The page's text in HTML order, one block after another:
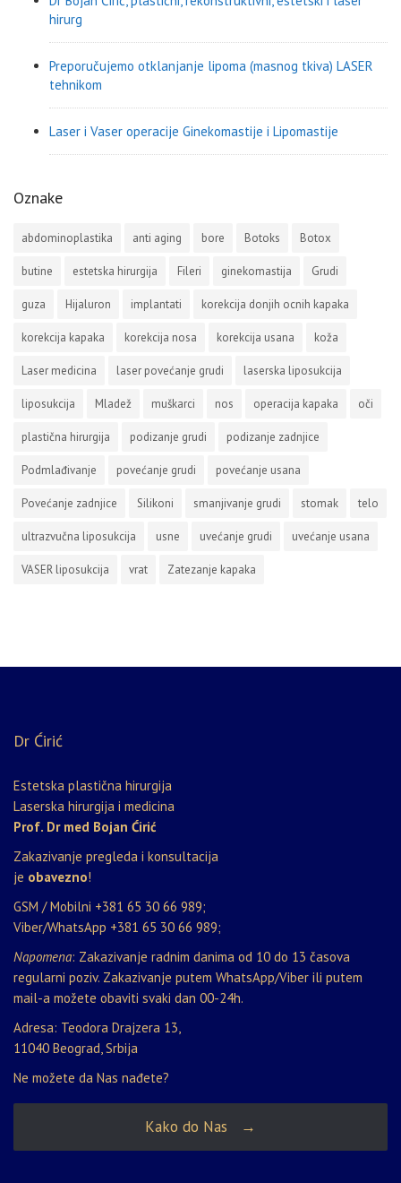
hirurg
Preporučujemo otklanjanje lipoma (masnog tkiva) LASER
tehnikom
Laser i Vaser operacije Ginekomastije i Lipomastije
Oznake
abdominoplastika anti aging bore Botoks Botox
butine estetska hirurgija Fileri ginekomastija Grudi
guza Hijaluron implantati korekcija donjih ocnih kapaka
korekcija kapaka korekcija nosa korekcija usana koža
Laser medicina laser povećanje grudi laserska liposukcija
liposukcija Mladež muškarci nos operacija kapaka oči
plastična hirurgija podizanje grudi podizanje zadnjice
Podmlađivanje povećanje grudi povećanje usana
Povećanje zadnjice Silikoni smanjivanje grudi stomak telo
ultrazvučna liposukcija usne uvećanje grudi uvećanje usana
VASER liposukcija vrat Zatezanje kapaka
Dr Ćirić
Estetska plastična hirurgija
Laserska hirurgija i medicina
Prof. Dr med Bojan Ćirić
Zakazivanje pregleda i konsultacija
je obavezno!
GSM / Mobilni +381 65 30 66 989;
Viber/WhatsApp +381 65 30 66 989;
Napomena: Zakazivanje radnim danima od 10 do 13 časova
regularni poziv. Zakazivanje putem WhatsApp/Viber ili putem
mail-a možete obaviti svaki dan 00-24h.
Adresa: Teodora Drajzera 13,
11040 Beograd, Srbija
Ne možete da Nas nađete?
Kako do Nas →